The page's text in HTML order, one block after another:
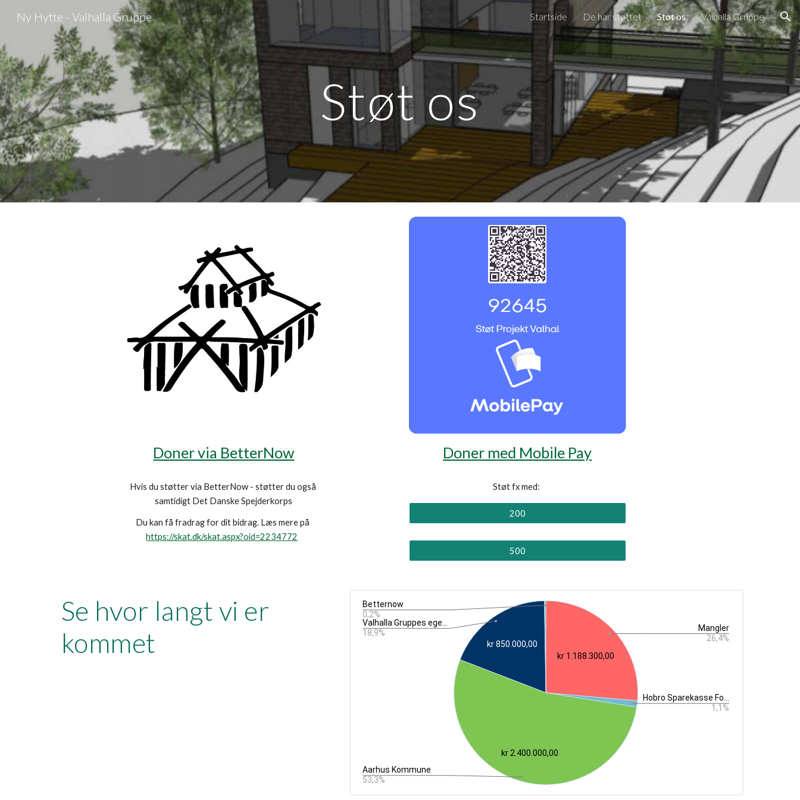
Skip to main content Skip to navigation
Ny Hytte - Valhalla Gruppe Startside De har støttet Støt os Valhalla Gruppe
Støt os
Doner via BetterNow
Hvis du støtter via BetterNow - støtter du også
samtidigt Det Danske Spejderkorps
https://skat.dk/skat.aspx?oid=2234772
Doner med Mobile Pay
Støt fx med:
200
500
Se hvor langt vi er
kommet